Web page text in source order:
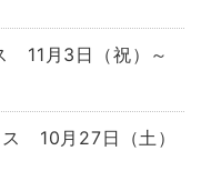
11月3日（祝）～
10月27日（土）